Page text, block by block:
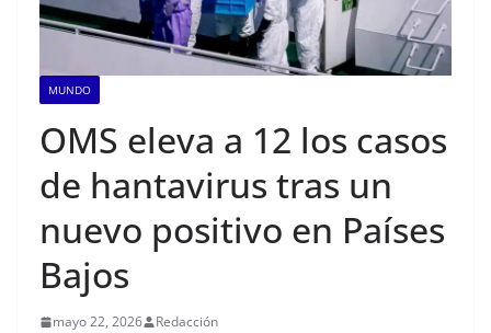
MUNDO
OMS eleva a 12 los casos
de hantavirus tras un
nuevo positivo en Países
Bajos
mayo 22, 2026 Redacción